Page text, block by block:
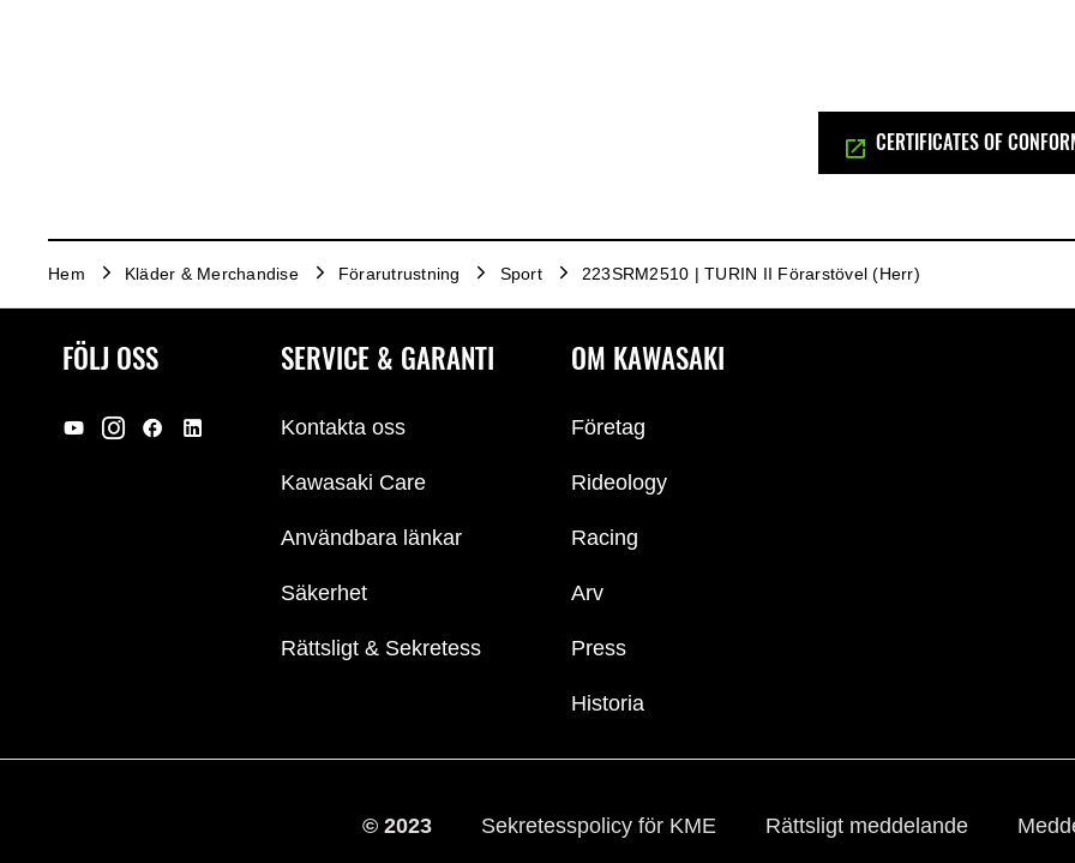
CERTIFICATES OF
Hem Kläder & Merchandise Förarutrustning Sport 223SRM2510 | TURIN II Förarstövel (Herr)
FÖLJ OSS SERVICE & GARANTI
Kontakta oss
Kawasaki Care
Användbara länkar
Säkerhet
Rättsligt & Sekretess
OM KAWASAKI
Företag
Rideology
Racing
Arv
Press
Historia
© 2023 Sekretesspolicy för KME Rättsligt meddelande